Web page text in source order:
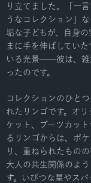
り立てました。「一
うなコレクション」
垢な子どもが、自身
まに手を伸ばしてい
いる光景──彼は、雑
ったのです。
コレクションのひと
れたリンゴです。オ
ケット、ブーツカッ
るリンゴからは、ポ
り、重ねられたもの
大人の共生関係のよ
す。いびつな星やス